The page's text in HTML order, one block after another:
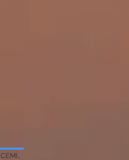
ADIYAMAN GAZETECİLER CEMİYETİ BAŞKANI